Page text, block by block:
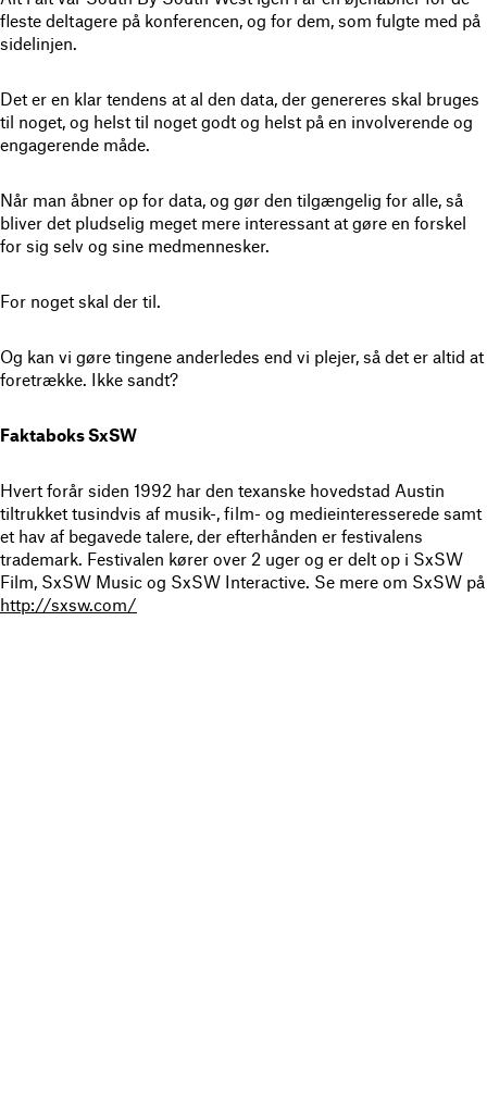
fleste deltagere på konferencen, og for dem, som fulgte med på
sidelinjen.
Det er en klar tendens at al den data, der genereres skal bruges
til noget, og helst til noget godt og helst på en involverende og
engagerende måde.
Når man åbner op for data, og gør den tilgængelig for alle, så
bliver det pludselig meget mere interessant at gøre en forskel
for sig selv og sine medmennesker.
For noget skal der til.
Og kan vi gøre tingene anderledes end vi plejer, så det er altid at
foretrække. Ikke sandt?
Faktaboks SxSW
Hvert forår siden 1992 har den texanske hovedstad Austin
tiltrukket tusindvis af musik-, film- og medieinteresserede samt
et hav af begavede talere, der efterhånden er festivalens
trademark. Festivalen kører over 2 uger og er delt op i SxSW
Film, SxSW Music og SxSW Interactive. Se mere om SxSW på
http://sxsw.com/